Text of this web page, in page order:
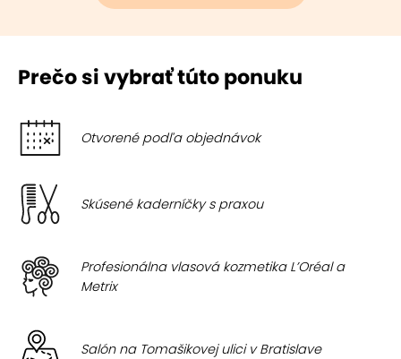
Prečo si vybrať túto ponuku
Otvorené podľa objednávok
Skúsené kaderníčky s praxou
Profesionálna vlasová kozmetika L’Oréal a
Metrix
Salón na Tomašikovej ulici v Bratislave